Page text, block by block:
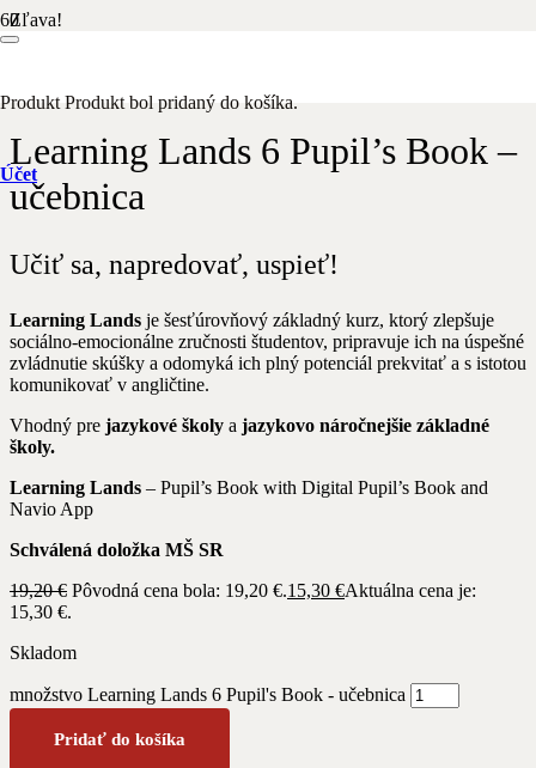
Produkt Produkt bol pridaný do košíka.
Účet
Zľava!
Learning Lands 6 Pupil’s Book –
učebnica
Učiť sa, napredovať, uspieť!
Learning Lands je šesťúrovňový základný kurz, ktorý zlepšuje
sociálno-emocionálne zručnosti študentov, pripravuje ich na úspešné
zvládnutie skúšky a odomyká ich plný potenciál prekvitať a s istotou
komunikovať v angličtine.
Vhodný pre jazykové školy a jazykovo náročnejšie základné
školy.
Learning Lands – Pupil’s Book with Digital Pupil’s Book and
Navio App
Schválená doložka MŠ SR
19,20€ Pôvodná cena bola: 19,20 €.15,30 €Aktuálna cena je:
15,30 €.
Skladom
množstvo Learning Lands 6 Pupil's Book - učebnica
Pridať do košíka